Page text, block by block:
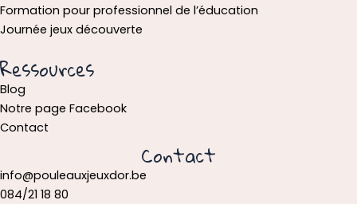
Formation pour professionnel de l’éducation
Journée jeux découverte
Ressources
Blog
Notre page Facebook
Contact
Contact
info@pouleauxjeuxdor.be
084/21 18 80